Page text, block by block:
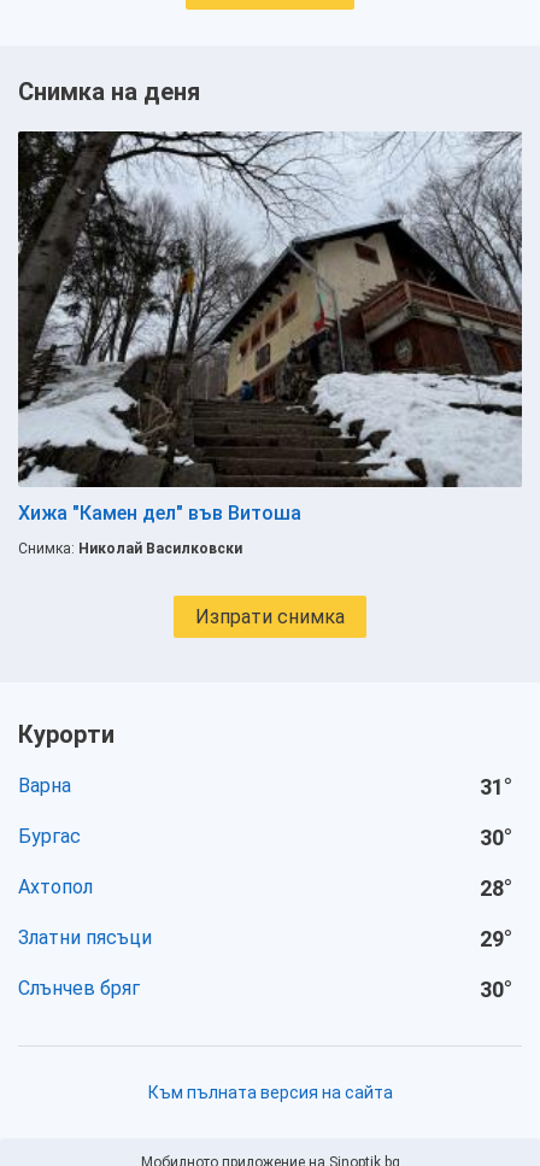
Снимка на деня
Хижа "Камен дел" във Витоша
Снимка: Николай Василковски
Изпрати снимка
Курорти
Варна 31°
Бургас 30°
Ахтопол 28°
Златни пясъци 29°
Слънчев бряг 30°
Към пълната версия на сайта
Мобилното приложение на Sinoptik.bg